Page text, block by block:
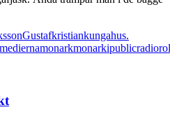
Gustafkristiankungahus.
mediernamonarkmonarkipublicradio